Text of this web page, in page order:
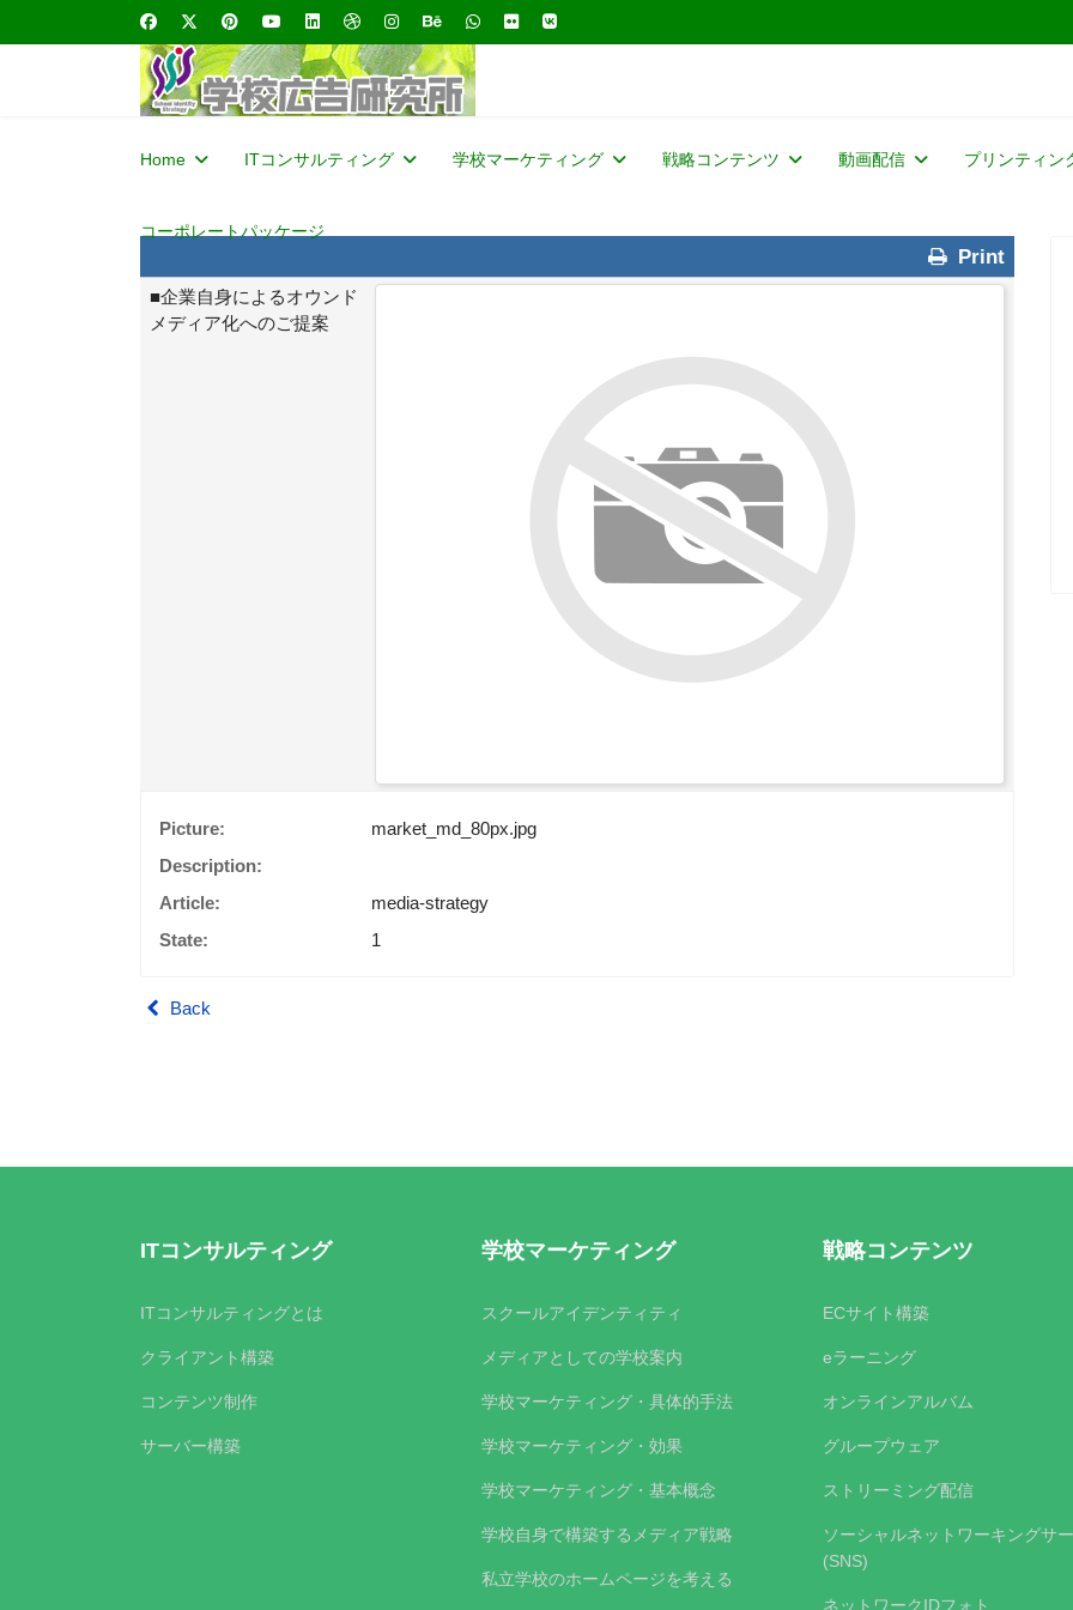
Home ITコンサルティング 学校マーケティング 戦略コンテンツ 動画配信 プリンティン
コーポレートパッケージ
Print
■企業自身によるオウンド
メディア化へのご提案
Picture:
market_md_80px.jpg
Description:
Article:
media-strategy
State:
1
Back
ITコンサルティング
ITコンサルティングとは
クライアント構築
コンテンツ制作
サーバー構築
学校マーケティング
スクールアイデンティティ
メディアとしての学校案内
学校マーケティング・具体的手法
学校マーケティング・効果
学校マーケティング・基本概念
学校自身で構築するメディア戦略
私立学校のホームページを考える
戦略コンテンツ
ECサイト構築
eラーニング
オンラインアルバム
グループウェア
ストリーミング配信
ソーシャルネットワーキングサ
(SNS)
ネットワークIDフォト